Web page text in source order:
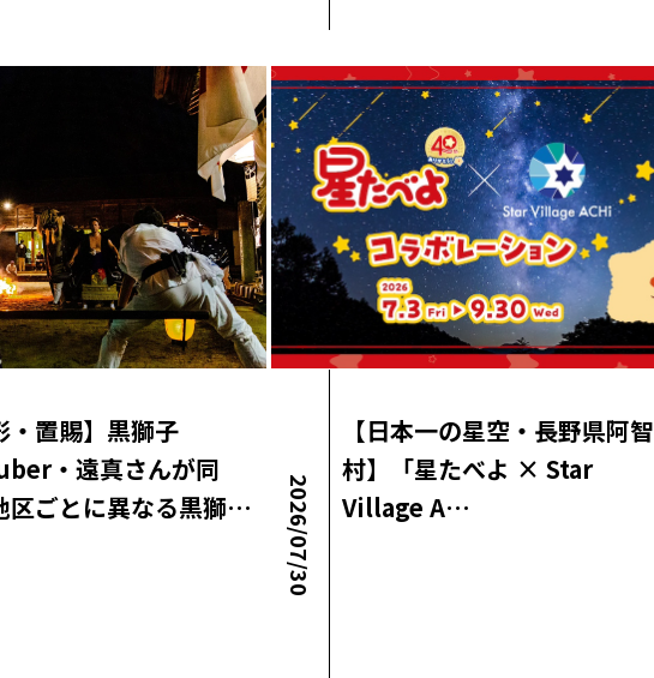
・置賜】黒獅子
・遠真さんが同
区ごとに異なる黒獅…
2026/07/30
【日本一の星空・長野県阿智
村】「星たべよ × Star
Village A…